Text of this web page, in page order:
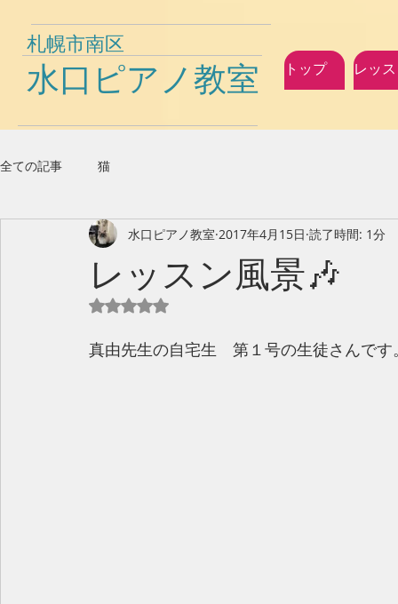
札幌市南区
水口ピアノ教室 トップ レッ
全ての記事 猫
レッスン風景🎶
水口ピアノ教室 2017年4月15日 読了時間: 1分
5つ星のうちNaNと評価されています。
真由先生の自宅生　第１号の生徒さんです